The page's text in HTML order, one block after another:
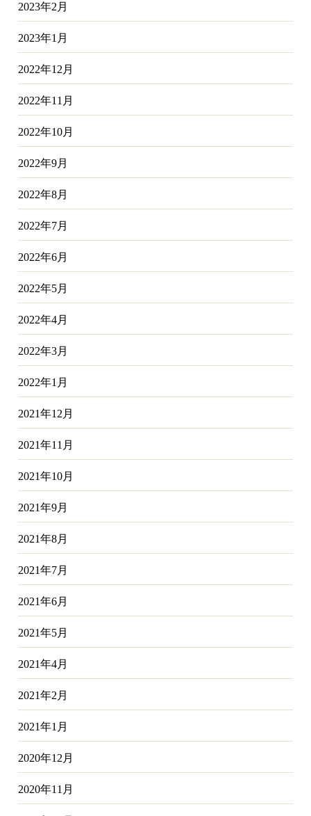
2023年2月
2023年1月
2022年12月
2022年11月
2022年10月
2022年9月
2022年8月
2022年7月
2022年6月
2022年5月
2022年4月
2022年3月
2022年1月
2021年12月
2021年11月
2021年10月
2021年9月
2021年8月
2021年7月
2021年6月
2021年5月
2021年4月
2021年2月
2021年1月
2020年12月
2020年11月